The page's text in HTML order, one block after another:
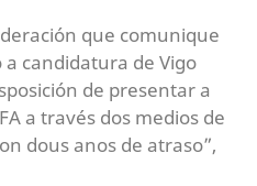
que comunique
candidatura de Vigo
de presentar a
a través dos medios de
dous anos de atraso”,